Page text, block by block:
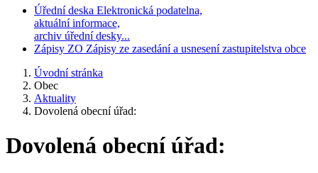
Úřední deska Elektronická podatelna,
aktuální informace,
archiv úřední desky...
Zápisy ZO Zápisy ze zasedání a usnesení zastupitelstva obce
Úvodní stránka
Obec
Aktuality
Dovolená obecní úřad:
Dovolená obecní úřad: